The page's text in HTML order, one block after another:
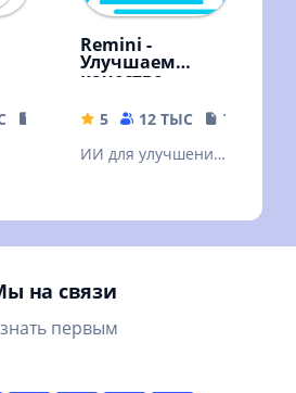
35.63 MB
Remini -
Улучшаем
качество
5 12 ТЫС
79.19 MB
ИИ для улучшения
описание.
на связи
первым